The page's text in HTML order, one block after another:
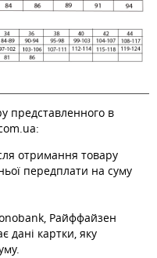
представленного в
отримання товару
передплати на суму
Райффайзен
дані картки, яку